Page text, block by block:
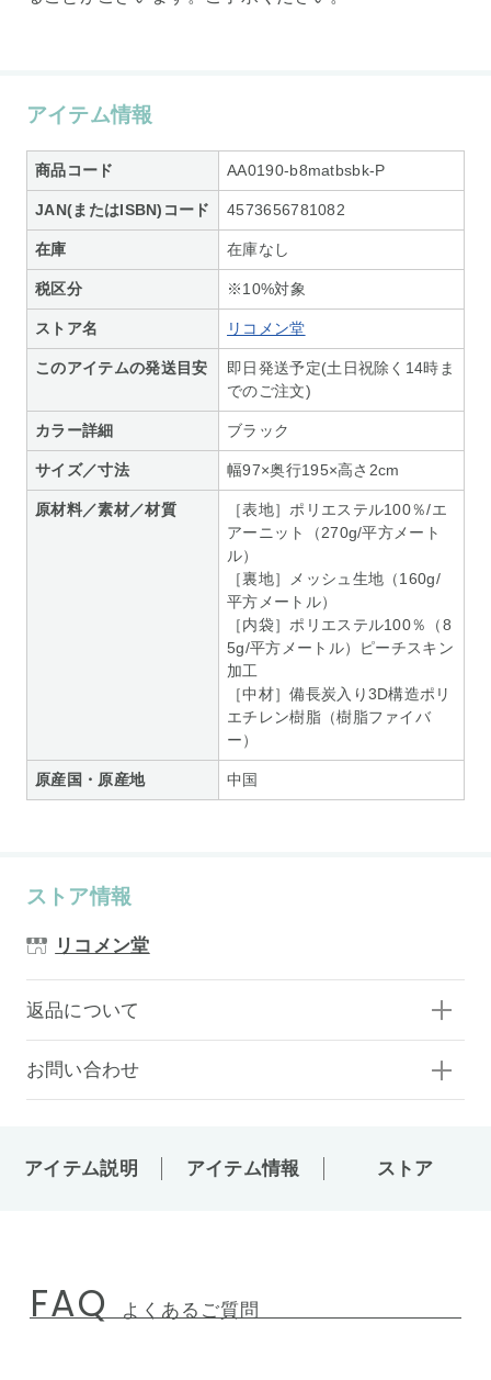
アイテム情報
商品コード AA0190-b8matbsbk-P
JAN(またはISBN)コード 4573656781082
在庫 在庫なし
税区分 ※10%対象
ストア名 リコメン堂
このアイテムの発送目安
即日発送予定(土日祝除く14時ま
でのご注文)
カラー詳細 ブラック
サイズ／寸法 幅97×奥行195×高さ2cm
原材料／素材／材質
［表地］ポリエステル100％/エ
アーニット（270g/平方メート
ル）
［裏地］メッシュ生地（160g/
平方メートル）
［内袋］ポリエステル100％（8
5g/平方メートル）ピーチスキン
加工
［中材］備長炭入り3D構造ポリ
エチレン樹脂（樹脂ファイバ
ー）
原産国・原産地 中国
ストア情報
リコメン堂
返品について
お問い合わせ
アイテム説明 アイテム情報 ストア
FAQ よくあるご質問